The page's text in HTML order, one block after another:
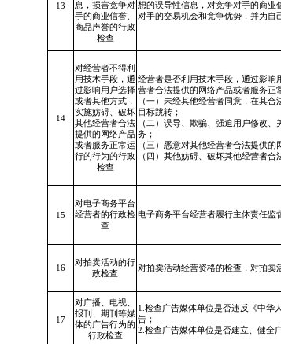
13
息，损害竞争对
手的商业信誉、
商品声誉的行政
检查
想的误导性信息，对竞争对手的商业
对手的交易机会和竞争优势，并为自
14
对经营者不得利
用技术手段，通
过影响用户选择
或者其他方式，
实施妨碍、破坏
其他经营者合法
提供的网络产品
或者服务正常运
行的行为的行政
检查
经营者是否利用技术手段，通过影响
营者合法提供的网络产品或者服务正
（一）未经其他经营者同意，在其
目标跳转；
（二）误导、欺骗、强迫用户修改
务；
（三）恶意对其他经营者合法提供的
（四）其他妨碍、破坏其他经营者合
15
对电子商务平台
经营者的行政检
查
电子商务平台经营者履行主体责任监
16
对拍卖活动的行
政检查
对拍卖活动经营资格的检查，对拍卖
17
对广播、电视、
报刊、期刊等媒
体的广告行为的
行政检查
1.检查广告媒体单位是否违反 《中华
告；
2.检查广告媒体单位是否建立、健全